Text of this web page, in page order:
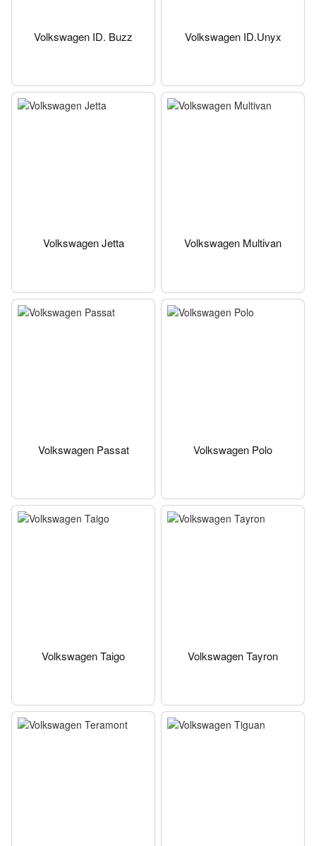
Volkswagen ID. Buzz Volkswagen ID.Unyx
Volkswagen Jetta Volkswagen Multivan
Volkswagen Passat Volkswagen Polo
Volkswagen Taigo Volkswagen Tayron